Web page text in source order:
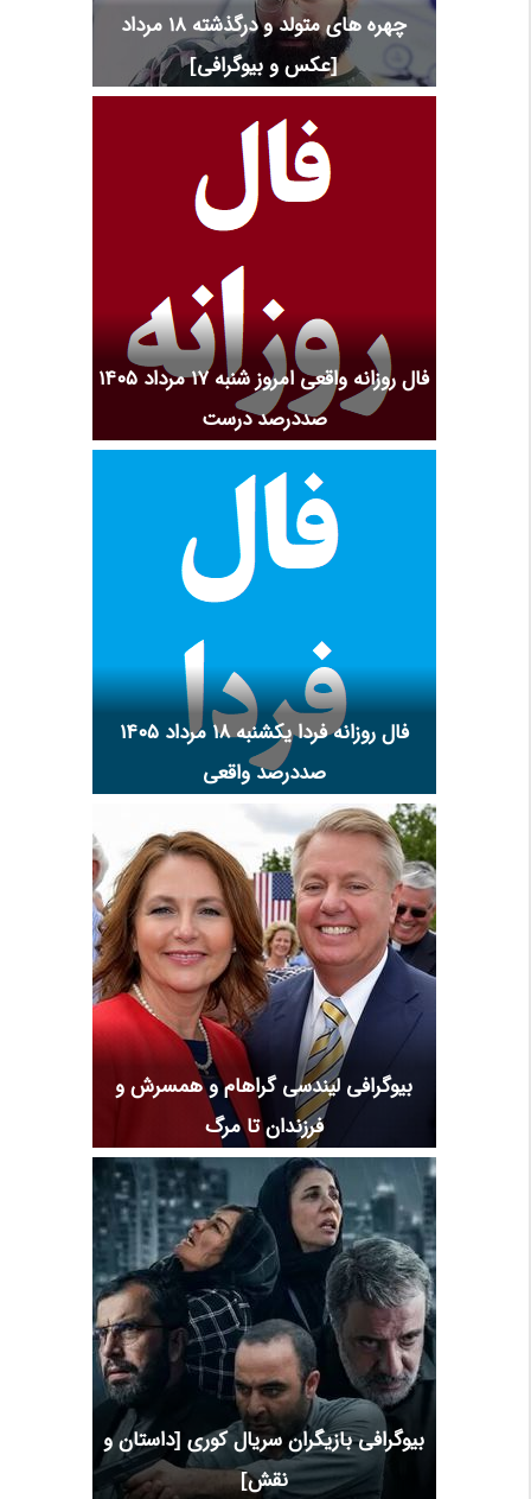
چهره های متولد و درگذشته 18 مرداد
[عکس و بیوگرافی]
فال روزانه واقعی امروز شنبه ۱۷ مرداد ۱۴۰۵
صددرصد درست
فال روزانه فردا یکشنبه ۱۸ مرداد ۱۴۰۵
صددرصد واقعی
بیوگرافی لیندسی گراهام و همسرش و
فرزندان تا مرگ
بیوگرافی بازیگران سریال کوری [داستان و
نقش]